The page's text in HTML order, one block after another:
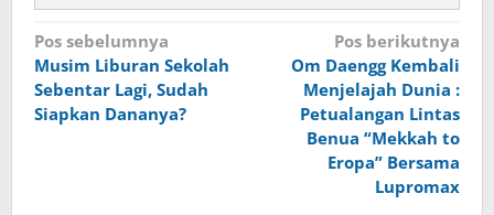
Navigasi
pos
Pos sebelumnya
Musim Liburan Sekolah
Sebentar Lagi, Sudah
Siapkan Dananya?
Pos berikutnya
Om Daengg Kembali
Menjelajah Dunia :
Petualangan Lintas
Benua “Mekkah to
Eropa” Bersama
Lupromax